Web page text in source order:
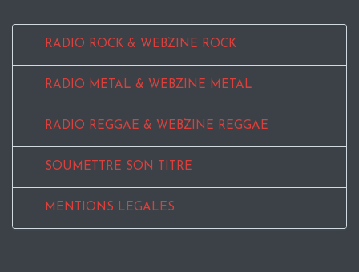
RADIO ROCK & WEBZINE ROCK
RADIO METAL & WEBZINE METAL
RADIO REGGAE & WEBZINE REGGAE
SOUMETTRE SON TITRE
MENTIONS LEGALES